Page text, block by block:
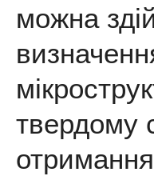
можна
твердому